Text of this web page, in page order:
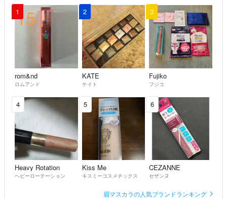
1
rom&nd
ロムアンド
2
KATE
ケイト
3
Fujiko
フジコ
4
Heavy Rotation
ヘビーローテーション
5
Kiss Me
キスミーコスメチックス
6
CEZANNE
セザンヌ
眉マスカラの人気ブランドランキング